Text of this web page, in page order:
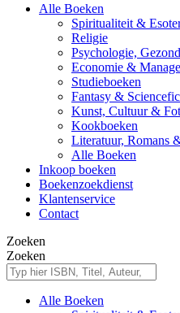
Alle Boeken
Spiritualiteit &
Religie
Psychologie,
Economie &
Studieboeken
Fantasy &
Kunst, Cultuur &
Kookboeken
Literatuur, Romans
Alle Boeken
Inkoop boeken
Boekenzoekdienst
Klantenservice
Contact
Zoeken
Zoeken
Alle Boeken